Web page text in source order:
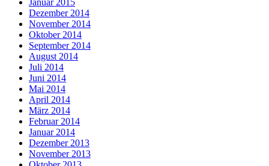
Januar 2015
Dezember 2014
November 2014
Oktober 2014
September 2014
August 2014
Juli 2014
Juni 2014
Mai 2014
April 2014
März 2014
Februar 2014
Januar 2014
Dezember 2013
November 2013